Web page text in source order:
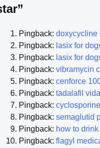
Pingback: doxycycline
Pingback: lasix for
Pingback: lasix for
Pingback: vibramycin
Pingback: cenforce
Pingback: tadalafil
Pingback:
Pingback: semaglutid
Pingback: how to
Pingback: flagyl